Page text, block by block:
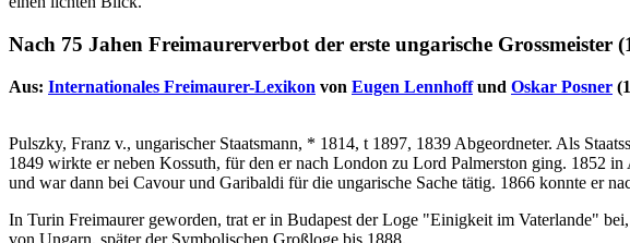
Nach 75 Jahen Freimaurerverbot der erste ungarische Grossmeister
Aus: Internationales Freimaurer-Lexikon von Eugen Lennhoffund Oskar Posner
Pulszky, Franz v., ungarischer Staatsmann, * 1814, t 1897, 1839 Abgeordneter. Als
1849 wirkte er neben Kossuth, für den er nach London zu Lord Palmerston ging. 1852
und war dann bei Cavour und Garibaldi für die ungarische Sache tätig. 1866 konnte er
In Turin Freimaurer geworden, trat er in Budapest der Loge "Einigkeit im Vaterlande"
von Ungarn, später der Symbolischen Großloge bis 1888.